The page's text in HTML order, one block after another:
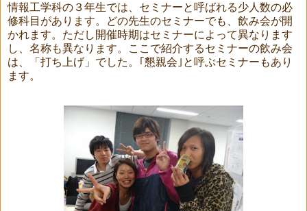
情報工学科の３年生では、セミナーと呼ばれる少人数の必
修科目があります。どの先生のセミナーでも、飲み会が開
かれます。ただし開催時期はセミナーによって異なります
し、名称も異なります。ここで紹介するセミナーの飲み会
は、「打ち上げ」でした。｢懇親会｣と呼ぶセミナーもあり
ます。